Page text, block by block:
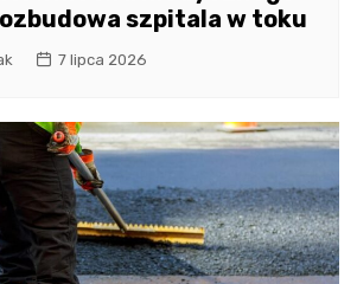
szpitala w toku
7 lipca 2026